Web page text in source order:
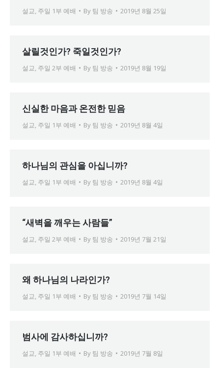
설교, 주일 1부 예배 By 팀 방송 2019년 8월 25일
살릴것인가? 죽일것인가?
설교, 주일 2부 예배 By 팀 방송 2019년 8월 19일
신실한 마음과 온전한 믿음
설교, 주일 1부 예배 By 팀 방송 2019년 8월 4일
하나님의 관심을 아십니까?
설교, 주일 1부 예배 By 팀 방송 2019년 8월 4일
“새벽을 깨우는 사람들”
설교, 주일 2부 예배 By 팀 방송 2019년 7월 21일
왜 하나님의 나라인가?
설교, 주일 1부 예배 By 팀 방송 2019년 7월 14일
범사에 감사하십니까?
설교, 주일 1부 예배 By 팀 방송 2019년 7월 8일